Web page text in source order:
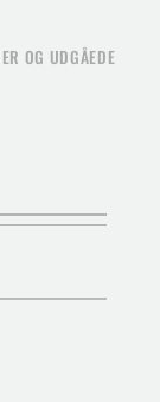
OG UDGÅEDE